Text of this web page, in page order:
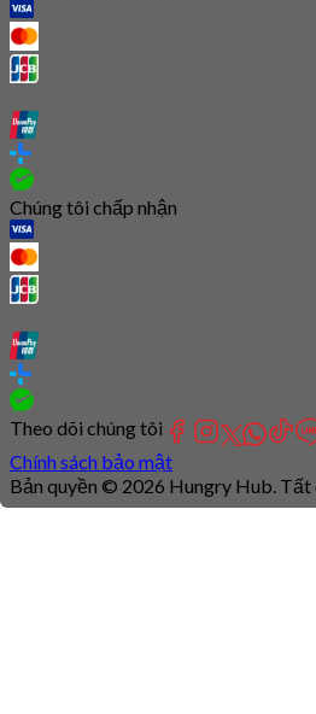
Chúng tôi chấp nhận
Theo dõi chúng tôi
Chính sách bảo mật
Bản quyền © 2026 Hungry Hub.
Connection